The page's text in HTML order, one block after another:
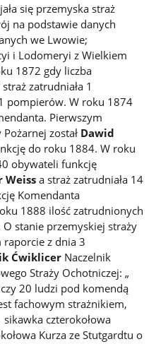
się przemyska straż
na podstawie danych
we Lwowie;
i Lodomeryi z Wielkiem
1872 gdy liczba
zatrudniała 1
pompierów. W roku 1874
Pierwszym
został Dawid
do roku 1884. W roku
obywateli funkcję
Weissa straż zatrudniała 14
Komendanta
1888 ilość zatrudnionych
stanie przemyskiej straży
z dnia 3
Ćwiklicer Naczelnik
Straży Ochotniczej: „
20 ludzi pod komendą
fachowym strażnikiem,
czterokołowa
Kurza ze Stutgardtu o